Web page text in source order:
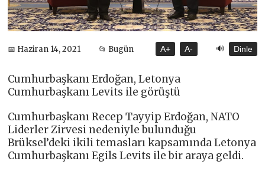
📅 Haziran 14, 2021 📂 Bugün A+ A- 🔊 Dinle
Cumhurbaşkanı Erdoğan, Letonya
Cumhurbaşkanı Levits ile görüştü
Cumhurbaşkanı Recep Tayyip Erdoğan, NATO
Liderler Zirvesi nedeniyle bulunduğu
Brüksel’deki ikili temasları kapsamında Letonya
Cumhurbaşkanı Egils Levits ile bir araya geldi.